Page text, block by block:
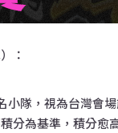
：
隊，視為台灣會
分為基準，積分